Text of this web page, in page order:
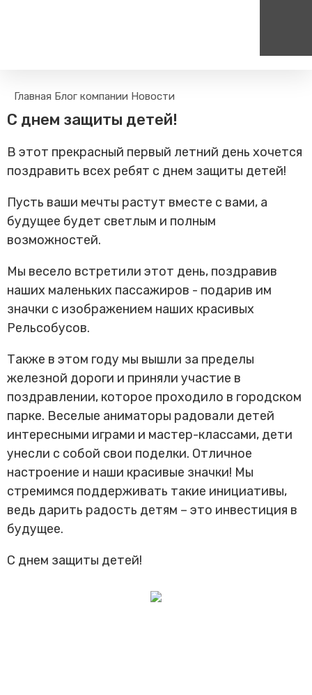
Пассажирам
Тарифы и льготы
Способы оплаты проезда
Маломобильным
пассажирам
Моя карта попала в стоп-
лист
Трансфер пассажиров
Единый номер вызова экстренных служб
112
Главная Блог компании Новости
С днем защиты детей!
В этот прекрасный первый летний день хочется
поздравить всех ребят с днем защиты детей!
Пусть ваши мечты растут вместе с вами, а
будущее будет светлым и полным
возможностей.
Мы весело встретили этот день, поздравив
наших маленьких пассажиров - подарив им
значки с изображением наших красивых
Рельсобусов.
Также в этом году мы вышли за пределы
железной дороги и приняли участие в
поздравлении, которое проходило в городском
парке. Веселые аниматоры радовали детей
интересными играми и мастер-классами, дети
унесли с собой свои поделки. Отличное
настроение и наши красивые значки! Мы
стремимся поддерживать такие инициативы,
ведь дарить радость детям – это инвестиция в
будущее.
С днем защиты детей!